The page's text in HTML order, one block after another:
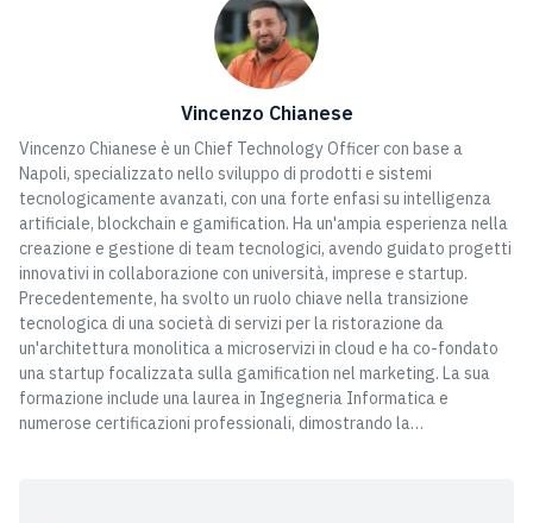
Vincenzo Chianese
Vincenzo Chianese è un Chief Technology Officer con base a
Napoli, specializzato nello sviluppo di prodotti e sistemi
tecnologicamente avanzati, con una forte enfasi su intelligenza
artificiale, blockchain e gamification. Ha un'ampia esperienza nella
creazione e gestione di team tecnologici, avendo guidato progetti
innovativi in collaborazione con università, imprese e startup.
Precedentemente, ha svolto un ruolo chiave nella transizione
tecnologica di una società di servizi per la ristorazione da
un'architettura monolitica a microservizi in cloud e ha co-fondato
una startup focalizzata sulla gamification nel marketing. La sua
formazione include una laurea in Ingegneria Informatica e
numerose certificazioni professionali, dimostrando la…